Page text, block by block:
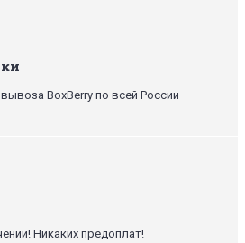
BoxBerry по всей России
Никаких предоплат!